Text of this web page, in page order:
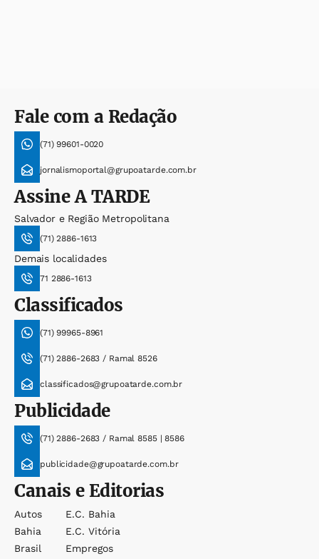
Fale com a Redação
(71) 99601-0020
jornalismoportal@grupoatarde.com.br
AssineA TARDE
Salvador e Região Metropolitana
(71) 2886-1613
Demais localidades
71 2886-1613
Classificados
(71) 99965-8961
(71) 2886-2683 / Ramal 8526
classificados@grupoatarde.com.br
Publicidade
(71) 2886-2683 / Ramal 8585 | 8586
publicidade@grupoatarde.com.br
Canais e Editorias
Autos
Bahia
Brasil
E.c. Bahia
E.c. Vitória
Empregos